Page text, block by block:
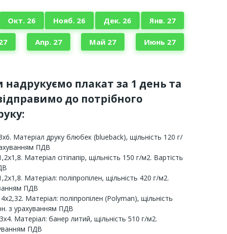
Окт. 26 Нояб. 26 Дек. 26 Янв. 27
Апр. 27 Май 27 Июнь 27
плакат за 1 день та
до потрібного
Матеріал друку блюбек (blueback), щільність 120 г/
ПДВ
Матеріал сітіпапір, щільність 150 г/м2. Вартість
Матеріал: поліпропілен, щільність 420 г/м2.
ПДВ
Матеріал: поліпропілен (Polyman), щільність
з урахуванням ПДВ
Матеріал: банер литий, щільність 510 г/м2.
ПДВ